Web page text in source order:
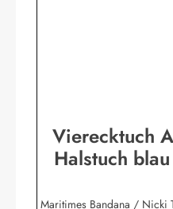
Vierecktuch
Halstuch
Maritimes Bandana / Nicki